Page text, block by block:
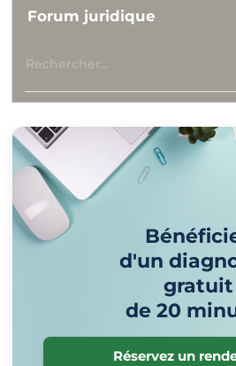
Forum juridique
d'un
gratuit
de 20
Réservez un